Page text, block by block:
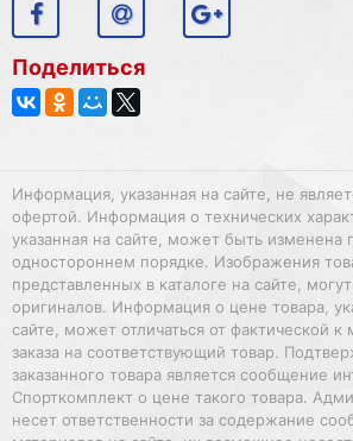
Поделиться
Информация, указанная на сайте, не
офертой. Информация о технических
указанная на сайте, может быть изменена
одностороннем порядке. Изображения
представленных в каталоге на сайте, могут
оригиналов. Информация о цене товара,
сайте, может отличаться от фактической
заказа на соответствующий товар.
заказанного товара является сообщение
Спорткомплект о цене такого товара.
несет ответственности за содержание